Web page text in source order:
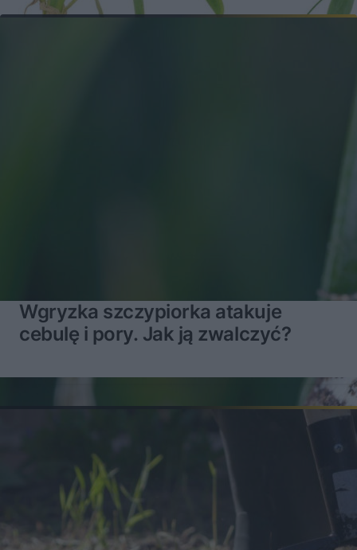
Wgryzka szczypiorka atakuje
cebulę i pory. Jak ją zwalczyć?